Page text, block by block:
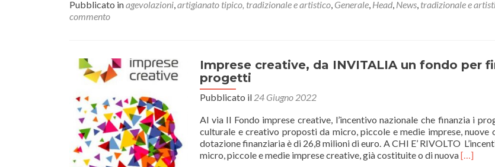
dal
14
maggio
piùPartecipazione
FIERA
all’11
Dicembre
2022
Pubblicato inagevolazioni,artigianato tipico, tradizionale e artistico, Generale, Head, News, tradizionale e
commento
Imprese creative, da INVITALIA un fondo per
progetti
Pubblicato il 24 Giugno 2022
Al via Il Fondo imprese creative, l’incentivo nazionale che finanzia i
culturale e creativo proposti da micro, piccole e medie imprese, nuove
dotazione finanziaria è di 26,8 milioni di euro. A CHI E’ RIVOLTO
micro, piccole e medie imprese creative, già costituite o di nuovaLeggi
[…]